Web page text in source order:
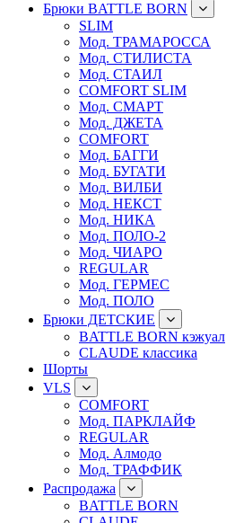
Брюки BATTLE BORN
SLIM
Мод. ТРАМАРОССА
Мод. СТИЛИСТА
Мод. СТАИЛ
COMFORT SLIM
Мод. СМАРТ
Мод. ДЖЕТА
COMFORT
Мод. БАГГИ
Мод. БУГАТИ
Мод. ВИЛБИ
Мод. НЕКСТ
Мод. НИКА
Мод. ПОЛО-2
Мод. ЧИАРО
REGULAR
Мод. ГЕРМЕС
Мод. ПОЛО
Брюки ДЕТСКИЕ
BATTLE BORN кэжуал
CLAUDE классика
Шорты
VLS
COMFORT
Мод. ПАРКЛАЙФ
REGULAR
Мод. Алмодо
Мод. ТРАФФИК
Распродажа
BATTLE BORN